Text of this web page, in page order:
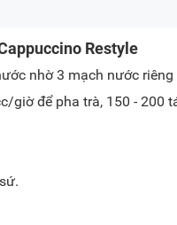
Restyle
nhờ 3 mạch nước riêng
giờ để pha trà, 150 - 200